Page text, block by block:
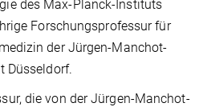
des Max-Planck-Instituts
Forschungsprofessur für
der Jürgen-Manchot-
Düsseldorf.
die von der Jürgen-Manchot-